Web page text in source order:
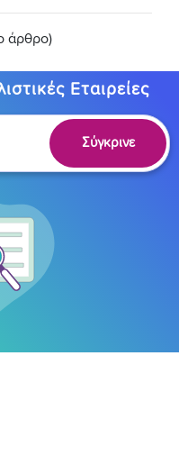
άρθρο)
Εταιρείες
Σύγκρινε